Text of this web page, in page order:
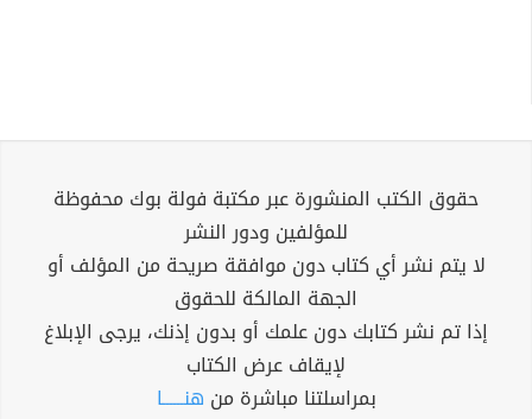
حقوق الكتب المنشورة عبر مكتبة فولة بوك محفوظة
للمؤلفين ودور النشر
لا يتم نشر أي كتاب دون موافقة صريحة من المؤلف أو
الجهة المالكة للحقوق
إذا تم نشر كتابك دون علمك أو بدون إذنك، يرجى الإبلاغ
لإيقاف عرض الكتاب
بمراسلتنا مباشرة من هنــــــا